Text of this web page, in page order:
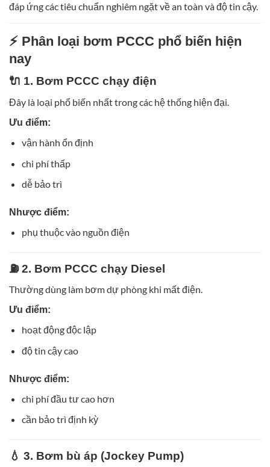
đáp ứng các tiêu chuẩn nghiêm ngặt về an toàn và độ tin cậy.
⚡ Phân loại bơm PCCC phổ biến hiện
nay
🔌 1. Bơm PCCC chạy điện
Đây là loại phổ biến nhất trong các hệ thống hiện đại.
Ưu điểm:
vận hành ổn định
chi phí thấp
dễ bảo trì
Nhược điểm:
phụ thuộc vào nguồn điện
⛽ 2. Bơm PCCC chạy Diesel
Thường dùng làm bơm dự phòng khi mất điện.
Ưu điểm:
hoạt động độc lập
độ tin cậy cao
Nhược điểm:
chi phí đầu tư cao hơn
cần bảo trì định kỳ
💧 3. Bơm bù áp (Jockey Pump)